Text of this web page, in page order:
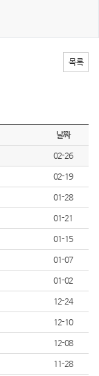
목록
날짜
02-26
02-19
01-28
01-21
01-15
01-07
01-02
12-24
12-10
12-08
11-28